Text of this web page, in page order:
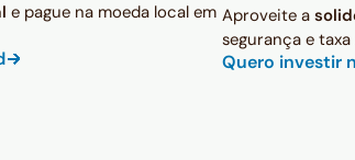
e pague na moeda local em Aproveite a
segurança e
Quero investir